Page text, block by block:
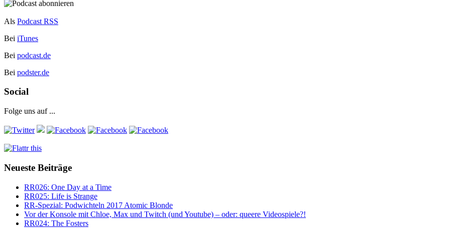
Als Podcast RSS
Bei iTunes
Bei podcast.de
Bei podster.de
Social
Folge uns auf ...
Neueste Beiträge
RR026: One Day at a Time
RR025: Life is Strange
RR-Spezial: Podwichteln 2017 Atomic Blonde
Vor der Konsole mit Chloe, Max und Twitch (und Youtube) – oder: queere Videospiele?!
RR024: The Fosters